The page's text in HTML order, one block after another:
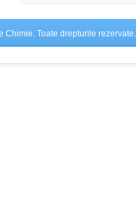
Chimie. Toate drepturile